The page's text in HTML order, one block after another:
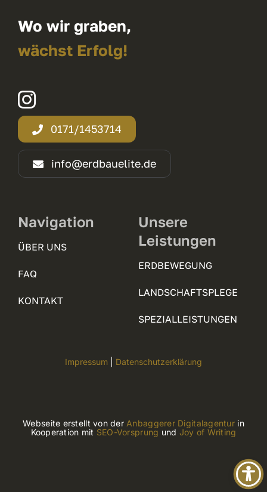
Wo wir graben,
wächst Erfolg!
0171/1453714
info@erdbauelite.de
Navigation
ÜBER UNS
FAQ
KONTAKT
Unsere
Leistungen
ERDBEWEGUNG
LANDSCHAFTSPLEGE
SPEZIALLEISTUNGEN
Impressum Datenschutzerklärung
Webseite erstellt von der Anbaggerer Digitalagenturin
Kooperation mit SEO-Vorsprung und Joy of Writing